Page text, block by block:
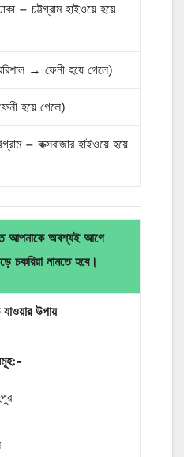
– চট্টগ্রাম হাইওয়ে হয়ে
→ ফেনী হয়ে গেলে)
হয়ে গেলে)
– কক্সবাজার হাইওয়ে হয়ে
আপনাকে অবশ্যই আগে
চকরিয়া নামতে হবে।
উপায়
:-